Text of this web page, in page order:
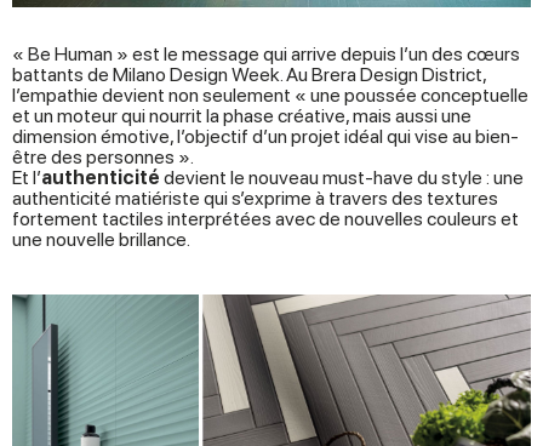
« Be Human » est le message qui arrive depuis l’un des cœurs
battants de Milano Design Week. Au Brera Design District,
l’empathie devient non seulement « une poussée conceptuelle
et un moteur qui nourrit la phase créative, mais aussi une
dimension émotive, l’objectif d’un projet idéal qui vise au bien-
être des personnes ».
Et l’authenticité devient le nouveau must-have du style : une
authenticité matiériste qui s’exprime à travers des textures
fortement tactiles interprétées avec de nouvelles couleurs et
une nouvelle brillance.